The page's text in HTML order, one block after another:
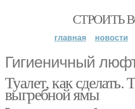
СТРОИТЬ
главная новости
Гигиеничный
Туалет, как сделать.
выгребной ямы